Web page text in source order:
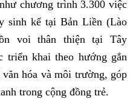
chương trình 3.300 việc
sinh kế tại Bản Liền (Lào
voi thân thiện tại Tây
triển khai theo hướng gắn
hóa và môi trường, góp
trong cộng đồng trẻ.